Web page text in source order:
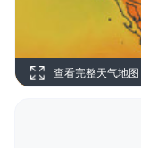
查看完整天气地图